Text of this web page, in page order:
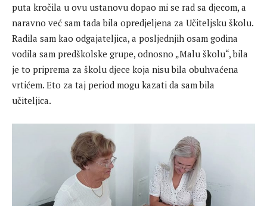
puta kročila u ovu ustanovu dopao mi se rad sa djecom, a
naravno već sam tada bila opredjeljena za Učiteljsku školu.
Radila sam kao odgajateljica, a posljednjih osam godina
vodila sam predškolske grupe, odnosno „Malu školu“, bila
je to priprema za školu djece koja nisu bila obuhvaćena
vrtićem. Eto za taj period mogu kazati da sam bila
učiteljica.